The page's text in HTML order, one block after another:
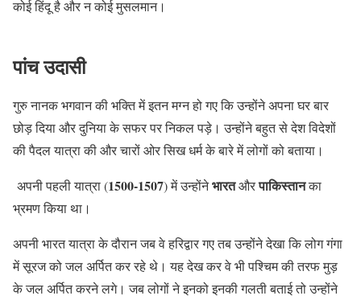
कोई हिंदू है और न कोई मुसलमान।
पांच उदासी
गुरु नानक भगवान की भक्ति में इतन मग्न हो गए कि उन्होंने अपना घर बार
छोड़ दिया और दुनिया के सफर पर निकल पड़े। उन्होंने बहुत से देश विदेशों
की पैदल यात्रा की और चारों ओर सिख धर्म के बारे में लोगों को बताया।
अपनी पहली यात्रा (1500-1507) में उन्होंनेभारतऔरपाकिस्तानका
भ्रमण किया था।
अपनी भारत यात्रा के दौरान जब वे हरिद्वार गए तब उन्होंने देखा कि लोग गंगा
में सूरज को जल अर्पित कर रहे थे। यह देख कर वे भी पश्चिम की तरफ मुड़
के जल अर्पित करने लगे। जब लोगों ने इनको इनकी गलती बताई तो उन्होंने